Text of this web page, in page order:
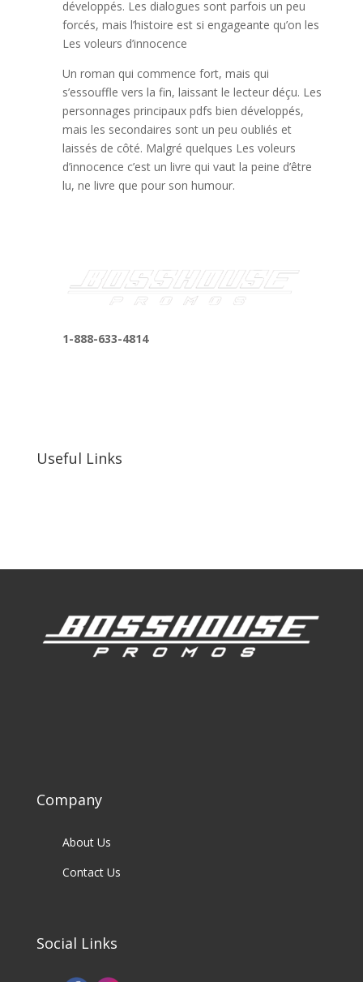
développés. Les dialogues sont parfois un peu
forcés, mais l’histoire est si engageante qu’on les
Les voleurs d’innocence
Un roman qui commence fort, mais qui
s’essouffle vers la fin, laissant le lecteur déçu. Les
personnages principaux pdfs bien développés,
mais les secondaires sont un peu oubliés et
laissés de côté. Malgré quelques Les voleurs
d’innocence c’est un livre qui vaut la peine d’être
lu, ne livre que pour son humour.
1-888-633-4814
Useful Links
Company
About Us
Contact Us
Social Links